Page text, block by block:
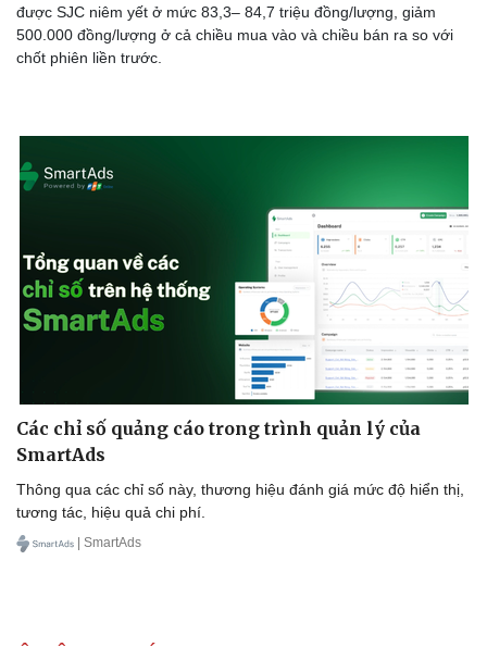
được SJC niêm yết ở mức 83,3– 84,7 triệu đồng/lượng, giảm
500.000 đồng/lượng ở cả chiều mua vào và chiều bán ra so với
chốt phiên liền trước.
Các chỉ số quảng cáo trong trình quản lý của
SmartAds
Thông qua các chỉ số này, thương hiệu đánh giá mức độ hiển thị,
tương tác, hiệu quả chi phí.
| SmartAds